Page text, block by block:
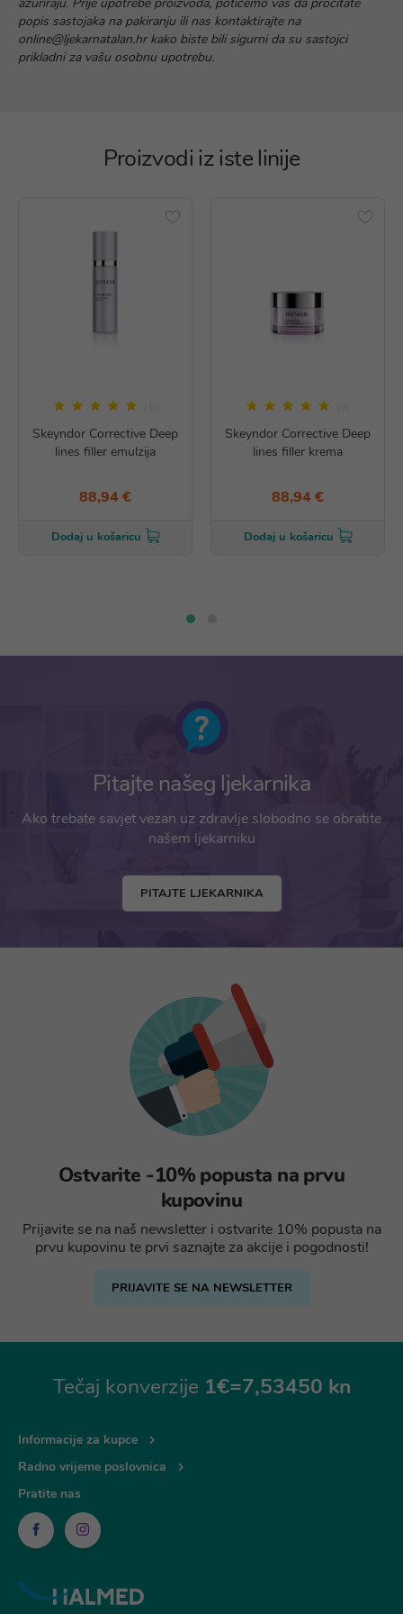
popis sastojaka na pakiranju ili nas kontaktirajte na
online@ljekarnatalan.hr kako biste bili sigurni da su sastojci
prikladni za vašu osobnu upotrebu.
Proizvodi iz iste linije
Skeyndor Corrective Deep
lines filler emulzija
88,94 €
Dodaj u košaricu
Skeyndor Corrective Deep
lines filler krema
88,94 €
Dodaj u košaricu
Pitajte našeg ljekarnika
Ako trebate savjet vezan uz zdravlje slobodno se obratite
našem ljekarniku
PITAJTE LJEKARNIKA
Ostvarite -10% popusta na prvu
kupovinu
Prijavite se na naš newsletter i ostvarite 10% popusta na
prvu kupovinu te prvi saznajte za akcije i pogodnosti!
PRIJAVITE SE NA NEWSLETTER
Tečaj konverzije 1€=7,53450 kn
Informacije za kupce
Radno vrijeme poslovnica
Pratite nas